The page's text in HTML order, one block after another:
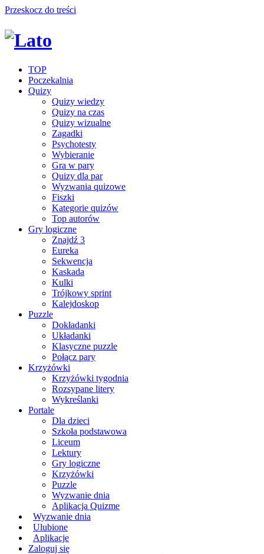
Przeskocz do treści
TOP
Poczekalnia
Quizy
Quizy wiedzy
Quizy na czas
Quizy wizualne
Zagadki
Psychotesty
Wybieranie
Gra w pary
Quizy dla par
Wyzwania quizowe
Fiszki
Kategorie quizów
Top autorów
Gry logiczne
Znajdź 3
Eureka
Sekwencja
Kaskada
Kulki
Trójkowy sprint
Kalejdoskop
Puzzle
Dokładanki
Układanki
Klasyczne puzzle
Połącz pary
Krzyżówki
Krzyżówki tygodnia
Rozsypane litery
Wykreślanki
Portale
Dla dzieci
Szkoła podstawowa
Liceum
Lektury
Gry logiczne
Krzyżówki
Puzzle
Wyzwanie dnia
Aplikacja Quizme
Wyzwanie dnia
Ulubione
Aplikacje
Zaloguj się